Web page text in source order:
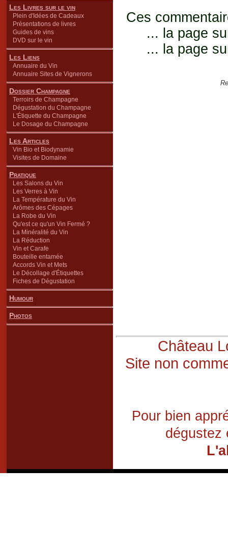
Les Livres sur le vin
Plein d'Idées de Cadeaux
Présentations de livres
Guides de vins
DVD sur le vin
Les Liens
Annuaire du Vin
Annuaire Sites de Vignerons
Dossier Champagne
Terroirs de Champagne
Dégustation du Champagne
L'Étiquette du Champagne
Le Dosage du Champagne
Les Articles
Vin Bio et Biodynamie
Visites de Domaine
Pratique
Les Salons du Vin
Les Verres à Vin
La Température du Vin
Arômes des Cépages
La Robe du Vin
Qu'est ce qu'un Vin Fermé ?
La Minéralité du Vin
La Réduction
Vin et Carafe
Bouteille entamée
Accords Vin et Mets
Le Décollage d'Étiquettes
Fiches de Dégustation
Humour
Photos
Ces
... la page
... la page
Château
Site non
Pour bien
dégustez